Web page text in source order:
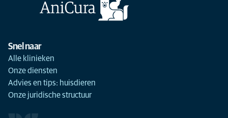
Snel naar
Alle klinieken
Onze diensten
Advies en tips: huisdieren
Onze juridische structuur